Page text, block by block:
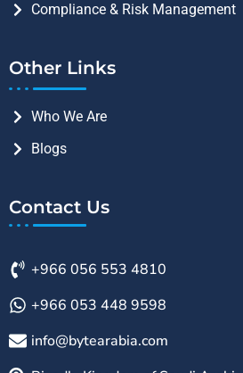
Compliance & Risk Management
Other Links
Who We Are
Blogs
Contact Us
+966 056 553 4810
+966 053 448 9598
info@bytearabia.com